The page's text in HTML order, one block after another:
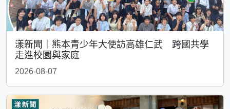
漾新聞｜熊本青少年大使訪高雄仁武 跨國共學
走進校園與家庭
2026-08-07